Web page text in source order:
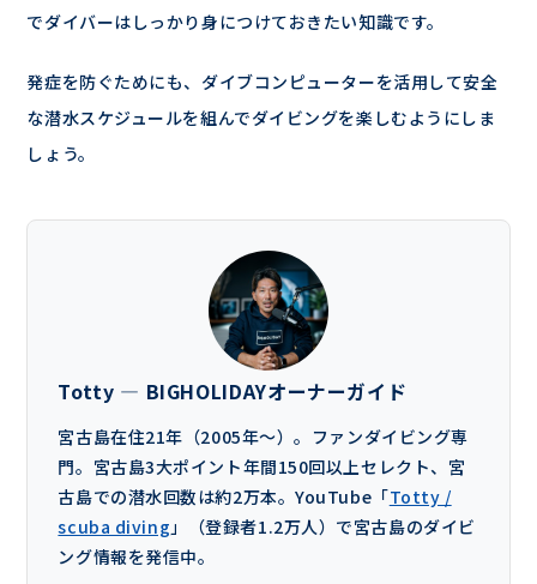
でダイバーはしっかり身につけておきたい知識です。
発症を防ぐためにも、ダイブコンピューターを活用して安全
な潜水スケジュールを組んでダイビングを楽しむようにしま
しょう。
Totty — BIGHOLIDAYオーナーガイド
宮古島在住21年（2005年〜）。ファンダイビング専
門。宮古島3大ポイント年間150回以上セレクト、宮
古島での潜水回数は約2万本。YouTube「Totty /
scuba diving」（登録者1.2万人）で宮古島のダイビ
ング情報を発信中。